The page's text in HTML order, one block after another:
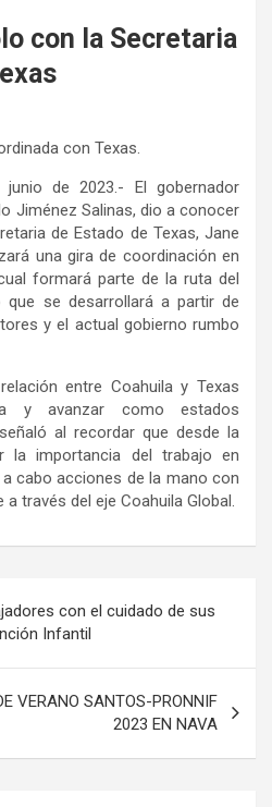
con la Secretaria
con Texas.
de 2023.- El gobernador
Jiménez Salinas, dio a conocer
de Estado de Texas, Jane
una gira de coordinación en
formará parte de la ruta del
que se desarrollará a partir de
y el actual gobierno rumbo
entre Coahuila y Texas
y avanzar como estados
al recordar que desde la
la importancia del trabajo en
cabo acciones de la mano con
a través del eje Coahuila Global.
con el cuidado de sus
Infantil
VERANO SANTOS-PRONNIF
2023 EN NAVA